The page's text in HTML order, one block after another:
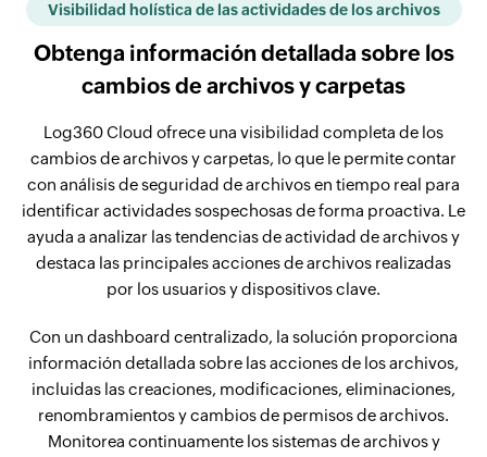
Visibilidad holística de las actividades de los archivos
Obtenga información detallada sobre los
cambios de archivos y carpetas
Log360 Cloud ofrece una visibilidad completa de los
cambios de archivos y carpetas, lo que le permite contar
con análisis de seguridad de archivos en tiempo real para
identificar actividades sospechosas de forma proactiva. Le
ayuda a analizar las tendencias de actividad de archivos y
destaca las principales acciones de archivos realizadas
por los usuarios y dispositivos clave.
Con un dashboard centralizado, la solución proporciona
información detallada sobre las acciones de los archivos,
incluidas las creaciones, modificaciones, eliminaciones,
renombramientos y cambios de permisos de archivos.
Monitorea continuamente los sistemas de archivos y